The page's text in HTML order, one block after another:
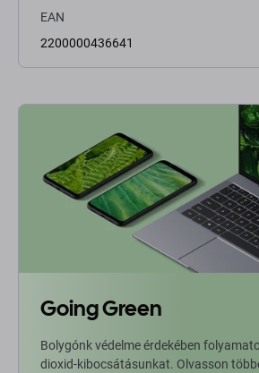
EAN
2200000436641
Going Green
Bolygónk védelme érdekében
dioxid-kibocsátásunkat. Olvasson